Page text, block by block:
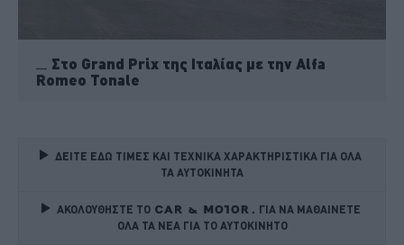
Στο Grand Prix της Ιταλίας με την Alfa
Romeo Tonale
ΔΕΙΤΕ ΕΔΩ ΤΙΜΕΣ ΚΑΙ ΤΕΧΝΙΚΑ ΧΑΡΑΚΤΗΡΙΣΤΙΚΑ ΓΙΑ ΟΛΑ
ΤΑ ΑΥΤΟΚΙΝΗΤΑ
ΑΚΟΛΟΥΘΗΣΤΕ ΤΟ
ΓΙΑ ΝΑ ΜΑΘΑΙΝΕΤΕ
ΟΛΑ ΤΑ ΝΕΑ ΓΙΑ ΤΟ ΑΥΤΟΚΙΝΗΤΟ